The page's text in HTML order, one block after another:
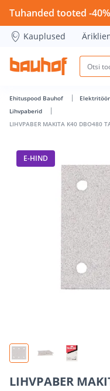
LIHVPABER MAKITA
Tuhanded tooted -
Kauplused
Ehituspood Bauhof
Lihvpaberid
LIHVPABER MAKITA K40 DBO480
E-HIND
LIHVPABER